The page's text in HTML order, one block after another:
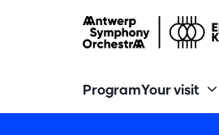
ProgramYour visit